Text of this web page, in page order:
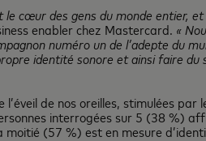
cœur des gens du monde entier,
enabler chez Mastercard. «
numéro un de l’adepte
identité sonore et ainsi faire
de nos oreilles, stimulées
interrogées sur 5 (38 %)
(57 %) est en mesure